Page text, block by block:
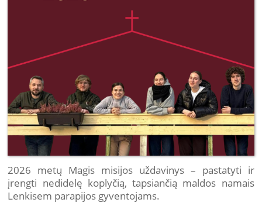
2026 metų Magis misijos uždavinys – pastatyti ir
įrengti nedidelę koplyčią, tapsiančią maldos namais
Lenkisem parapijos gyventojams.